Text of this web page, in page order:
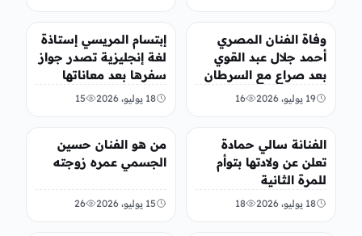
الفن
وفاة الفنان المصري
أحمد جلال عبد القوي
بعد صراع مع السرطان
19 يوليو، 2026 16
تريندات
إبتسام المريسي إستاذة
لغة إنجليزية تصدر جواز
سفرها بعد معاناتها
18 يوليو، 2026 15
الفن
الفنانة سالي حمادة
تعلن عن ولادتها بتوأم
للمرة الثانية
18 يوليو، 2026 18
من هو الفنان حسين
الجسمي عمره زوجته
15 يوليو، 2026 26